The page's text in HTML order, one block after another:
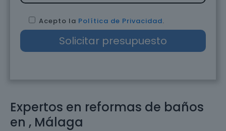
Expertos en reformas de baños
en , Málaga
Acepto la Política de Privacidad.